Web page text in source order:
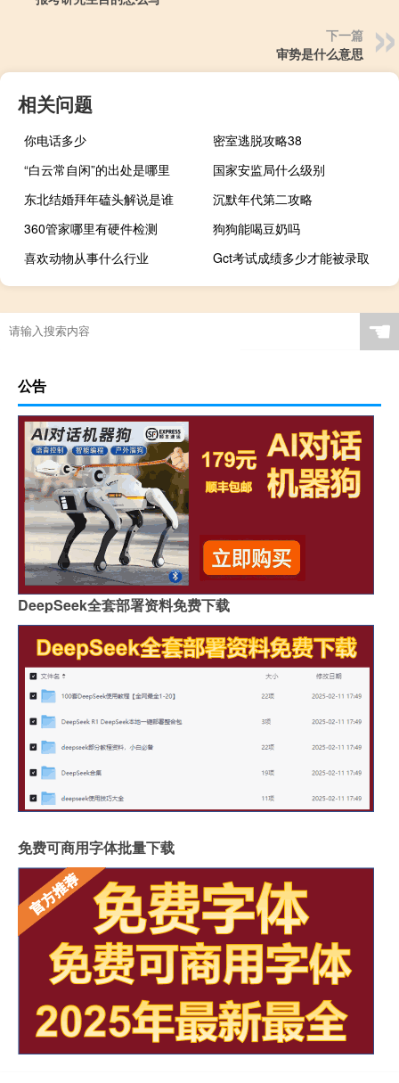
下一篇
审势是什么意思
相关问题
你电话多少
密室逃脱攻略38
“白云常自闲”的出处是哪里
国家安监局什么级别
东北结婚拜年磕头解说是谁
沉默年代第二攻略
360管家哪里有硬件检测
狗狗能喝豆奶吗
喜欢动物从事什么行业
Gct考试成绩多少才能被录取
☚
公告
DeepSeek全套部署资料免费下载
免费可商用字体批量下载